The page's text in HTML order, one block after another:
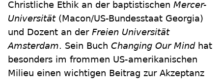
Christliche Ethik an der baptistischen Mercer-
Universität(Macon/US-Bundesstaat Georgia)
und Dozent an der Freien Universität
Amsterdam. Sein Buch Changing Our Mind hat
besonders im frommen US-amerikanischen
Milieu einen wichtigen Beitrag zur Akzeptanz